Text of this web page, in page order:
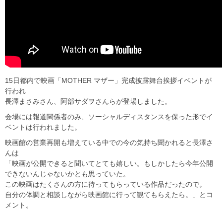
15日都内で映画「MOTHER マザー」完成披露舞台挨拶イベントが
行われ
長澤まさみさん、阿部サダヲさんらが登場しました。
会場には報道関係者のみ、ソーシャルディスタンスを保った形でイ
ベントは行われました。
映画館の営業再開も増えている中での今の気持ち聞かれると長澤さ
んは
「映画が公開できると聞いてとても嬉しい。もしかしたら今年公開
できないんじゃないかとも思っていた。
この映画はたくさんの方に待ってもらっている作品だったので。
自分の体調と相談しながら映画館に行って観てもらえたら。」とコ
メント。